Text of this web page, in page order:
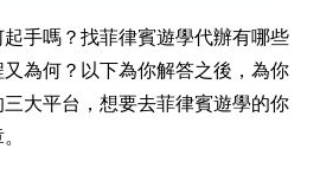
手嗎？找菲律賓遊學代辦有哪些
為何？以下為你解答之後，為你
大平台，想要去菲律賓遊學的你